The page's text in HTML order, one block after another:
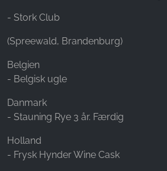
- Stork Club
(Spreewald, Brandenburg)
Belgien
- Belgisk ugle
Danmark
- Stauning Rye 3 år. Færdig
Holland
- Frysk Hynder Wine Cask